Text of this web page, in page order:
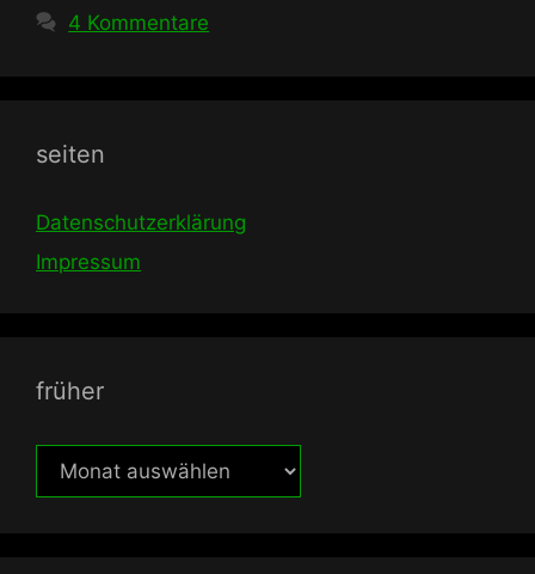
4 Kommentare
seiten
Datenschutzerklärung
Impressum
früher
früher